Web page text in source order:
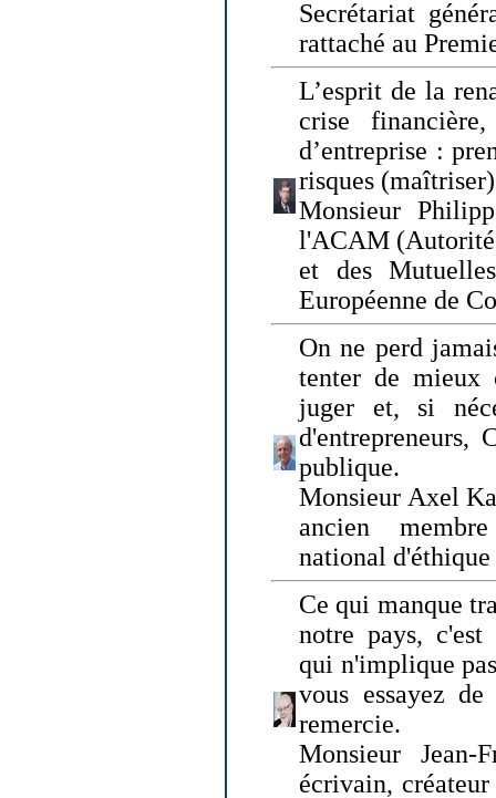
Secrétariat
rattaché au
L’esprit de la
crise
d’entreprise :
risques
Monsieur
l'ACAM (Autorité
et des
Européenne de
On ne perd
tenter de mieux
juger et, si
d'entrepreneurs,
publique.
Monsieur Axel
ancien
national d'éthique
Ce qui manque
notre pays,
qui n'implique
vous essayez
remercie.
Monsieur Jean-
écrivain,